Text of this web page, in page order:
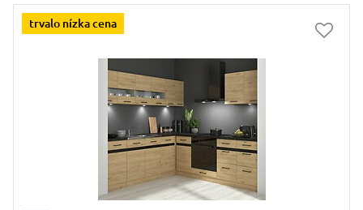
trvalo nízka cena